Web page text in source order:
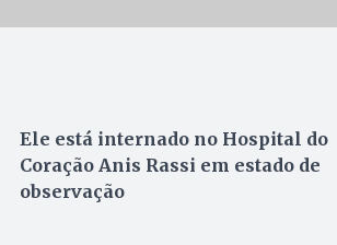
Ele está internado no Hospital do
Coração Anis Rassi em estado de
observação